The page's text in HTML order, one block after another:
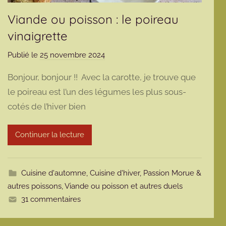
Viande ou poisson : le poireau
vinaigrette
Publié le 25 novembre 2024p
r
m
t
e
Bonjour, bonjour !! Avec la carotte, je trouve que
le poireau est l’un des légumes les plus sous-
cotés de l’hiver bien
Continuer la lecture
Cuisine d'automne,Cuisine d'hiver, Passion Morue &
autres poissons,Viande ou poisson et autres duels
31 commentaires